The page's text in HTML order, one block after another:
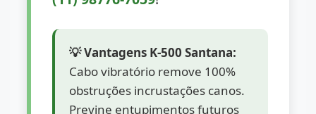
💡 Vantagens K-500 Santana:
Cabo vibratório remove 100%
obstruções incrustações canos.
Previne entupimentos futuros